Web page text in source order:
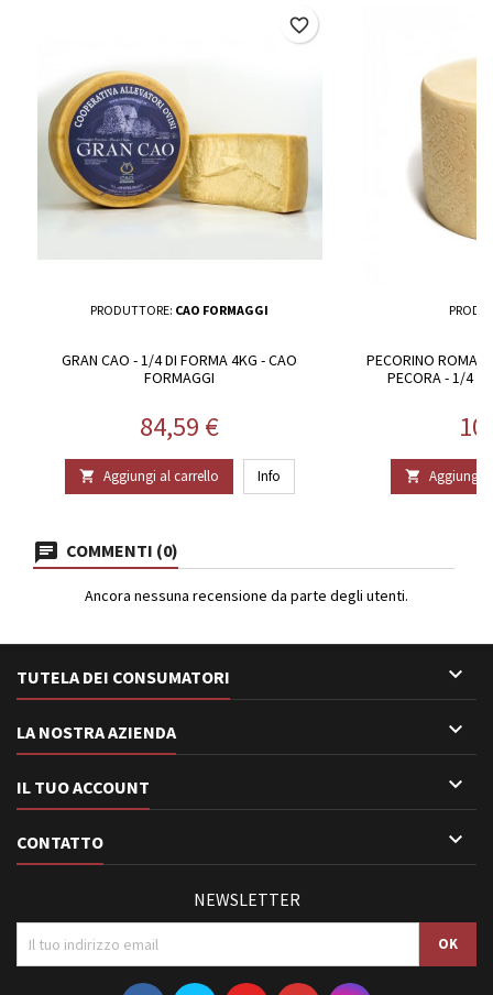
PRODUTTORE: CAO FORMAGGI
GRAN CAO - 1/4 DI FORMA 4KG - CAO
FORMAGGI
Prezzo
84,59 €
 Aggiungi al carrello Info
favorite_border
PECORINO
PECORA - 1/4
 Aggiungi
COMMENTI (0)
Ancora nessuna recensione da parte degli utenti.
TUTELA DEI CONSUMATORI 
LA NOSTRA AZIENDA 
IL TUO ACCOUNT 
CONTATTO 
NEWSLETTER